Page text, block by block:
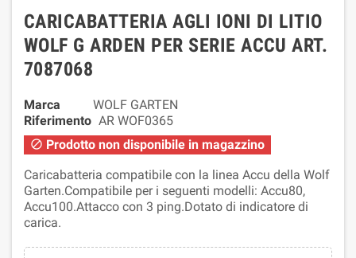
CARICABATTERIA AGLI IONI DI LITIO
WOLF G ARDEN PER SERIE ACCU ART.
7087068
Marca
WOLF GARTEN
Riferimento AR WOF0365
 Prodotto non disponibile in magazzino
Caricabatteria compatibile con la linea Accu della Wolf
Garten.Compatibile per i seguenti modelli: Accu80,
Accu100.Attacco con 3 ping.Dotato di indicatore di
carica.